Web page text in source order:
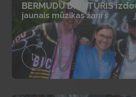
BERMUDU DIVSTŪRIS
jaunais mūzikas žanrs